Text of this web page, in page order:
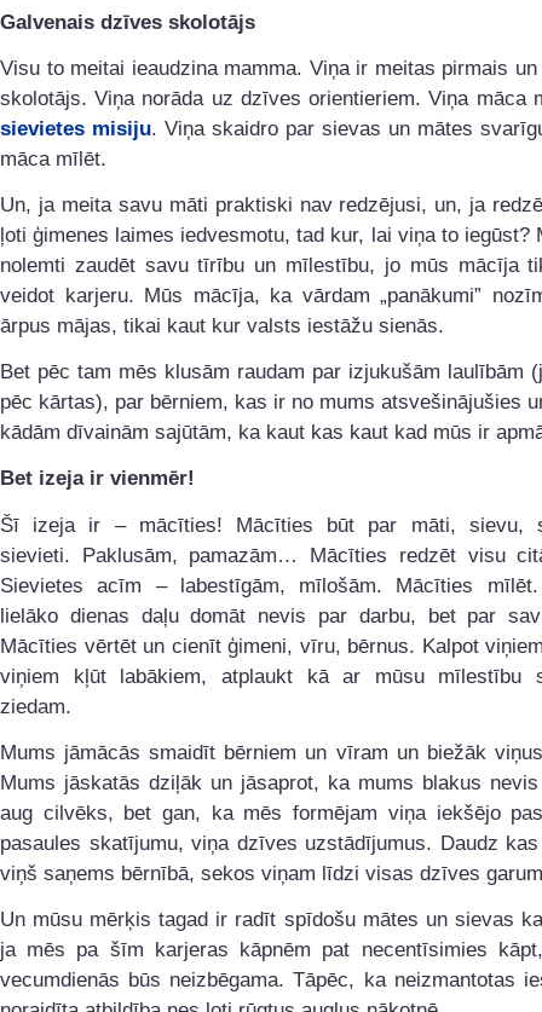
Galvenais dzīves skolotājs
Visu to meitai ieaudzina mamma. Viņa ir meitas pirmais un
skolotājs. Viņa norāda uz dzīves orientieriem. Viņa māca
sievietes misiju. Viņa skaidro par sievas un mātes
māca mīlēt.
Un, ja meita savu māti praktiski nav redzējusi, un, ja
ļoti ģimenes laimes iedvesmotu, tad kur, lai viņa to iegūst?
nolemti zaudēt savu tīrību un mīlestību, jo mūs mācīja
veidot karjeru. Mūs mācīja, ka vārdam „panākumi”
ārpus mājas, tikai kaut kur valsts iestāžu sienās.
Bet pēc tam mēs klusām raudam par izjukušām laulībām
pēc kārtas), par bērniem, kas ir no mums atsvešinājušies
kādām dīvainām sajūtām, ka kaut kas kaut kad mūs ir
Bet izeja ir vienmēr!
Šī izeja ir – mācīties! Mācīties būt par māti, sievu,
sievieti. Paklusām, pamazām… Mācīties redzēt visu
Sievietes acīm – labestīgām, mīlošām. Mācīties
lielāko dienas daļu domāt nevis par darbu, bet par
Mācīties vērtēt un cienīt ģimeni, vīru, bērnus. Kalpot
viņiem kļūt labākiem, atplaukt kā ar mūsu mīlestību
ziedam.
Mums jāmācās smaidīt bērniem un vīram un biežāk
Mums jāskatās dziļāk un jāsaprot, ka mums blakus
aug cilvēks, bet gan, ka mēs formējam viņa iekšējo
pasaules skatījumu, viņa dzīves uzstādījumus. Daudz
viņš saņems bērnībā, sekos viņam līdzi visas dzīves
Un mūsu mērķis tagad ir radīt spīdošu mātes un sievas
ja mēs pa šīm karjeras kāpnēm pat necentīsimies
vecumdienās būs neizbēgama. Tāpēc, ka neizmantotas